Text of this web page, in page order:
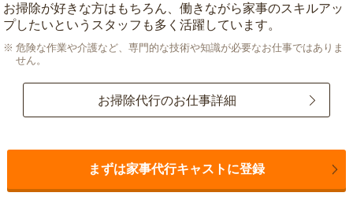
お掃除が好きな方はもちろん、働きながら家事のスキルアッ
プしたいというスタッフも多く活躍しています。
危険な作業や介護など、専門的な技術や知識が必要なお仕事ではありま
せん。
お掃除代行のお仕事詳細
まずは家事代行キャストに登録